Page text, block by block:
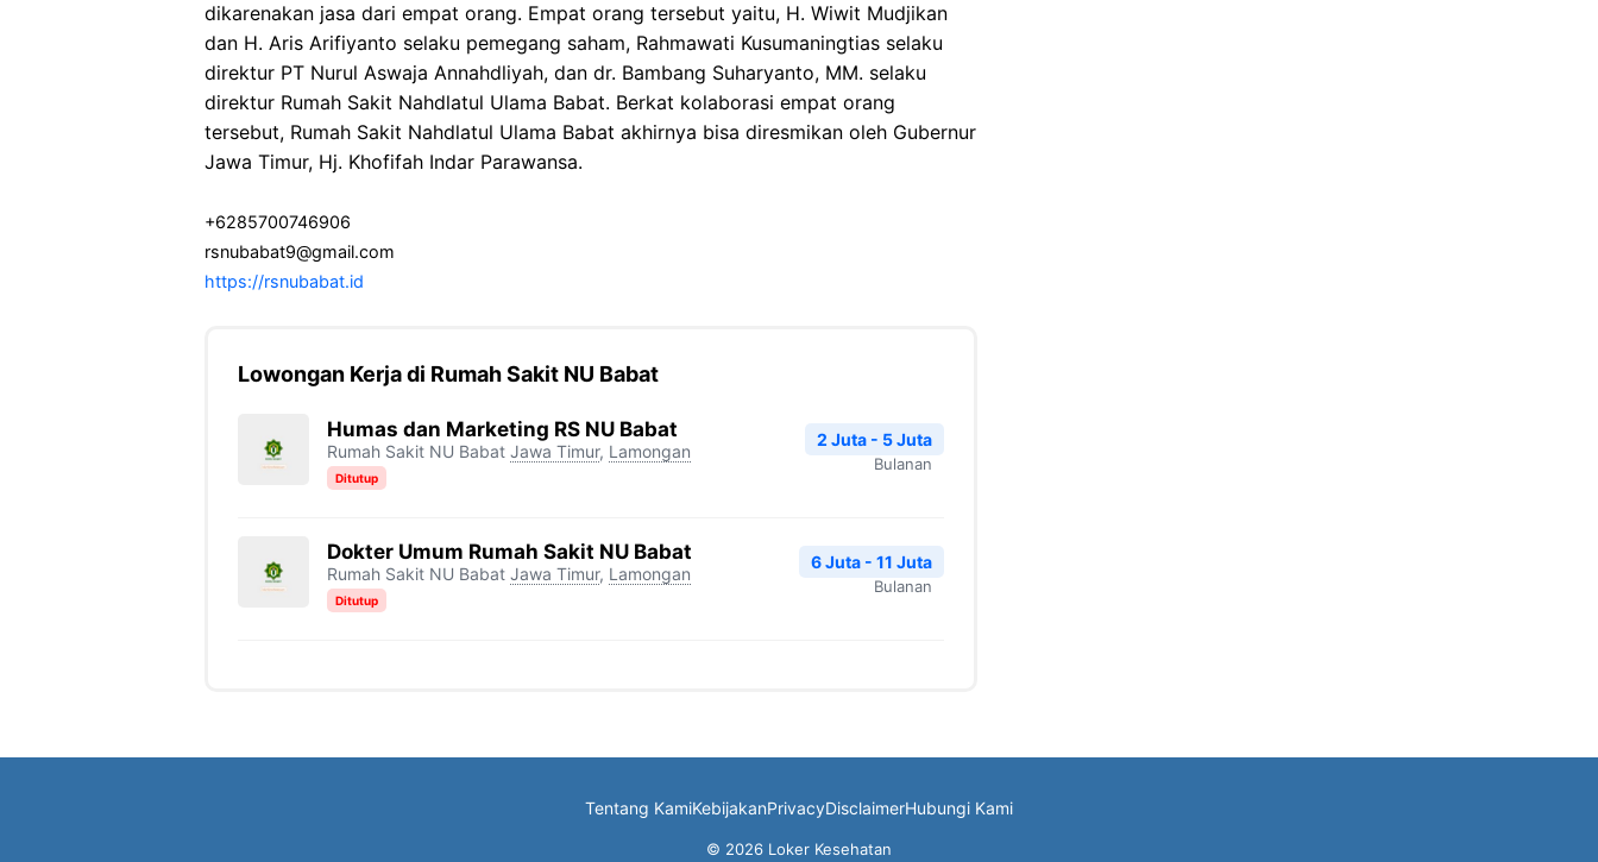
dikarenakan jasa dari empat orang. Empat orang tersebut yaitu, H. Wiwit Mudjikan
dan H. Aris Arifiyanto selaku pemegang saham, Rahmawati Kusumaningtias selaku
direktur PT Nurul Aswaja Annahdliyah, dan dr. Bambang Suharyanto, MM. selaku
direktur Rumah Sakit Nahdlatul Ulama Babat. Berkat kolaborasi empat orang
tersebut, Rumah Sakit Nahdlatul Ulama Babat akhirnya bisa diresmikan oleh Gubernur
Jawa Timur, Hj. Khofifah Indar Parawansa.
+6285700746906
rsnubabat9@gmail.com
https://rsnubabat.id
Lowongan Kerja di Rumah Sakit NU Babat
Humas dan Marketing RS NU Babat
Rumah Sakit NU Babat Jawa Timur, Lamongan
Ditutup
2 Juta - 5 Juta
Bulanan
Dokter Umum Rumah Sakit NU Babat
Rumah Sakit NU Babat Jawa Timur, Lamongan
Ditutup
6 Juta - 11 Juta
Bulanan
Tentang KamiKebijakanPrivacyDisclaimerHubungi Kami
© 2026 Loker Kesehatan